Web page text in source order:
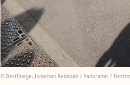
© BestImage, Jonathan Rebboah / Panoramic /